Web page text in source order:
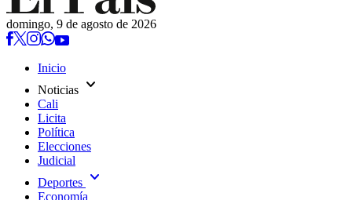
domingo, 9 de agosto de 2026
Inicio
Noticias expand_more
Cali
Licita
Política
Elecciones
Judicial
Deportes expand_more
Economía